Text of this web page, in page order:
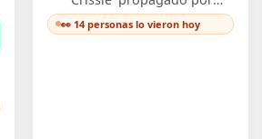
esqueje enraizado, con
frondas de bordes ondulados
👀 14 personas lo vieron hoy